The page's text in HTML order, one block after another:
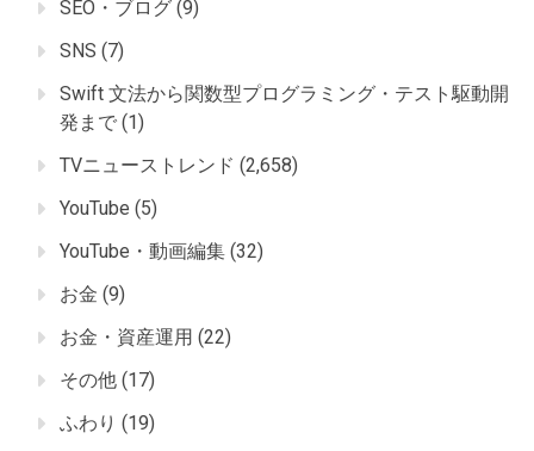
SEO・ブログ (9)
SNS (7)
Swift 文法から関数型プログラミング・テスト駆動開
発まで (1)
TVニューストレンド (2,658)
YouTube (5)
YouTube・動画編集 (32)
お金 (9)
お金・資産運用 (22)
その他 (17)
ふわり (19)